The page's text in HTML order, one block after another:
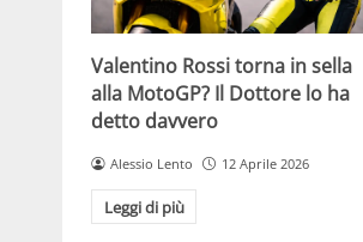
Valentino Rossi torna in sella
alla MotoGP? Il Dottore lo ha
detto davvero
Alessio Lento 12 Aprile 2026
Leggi di più